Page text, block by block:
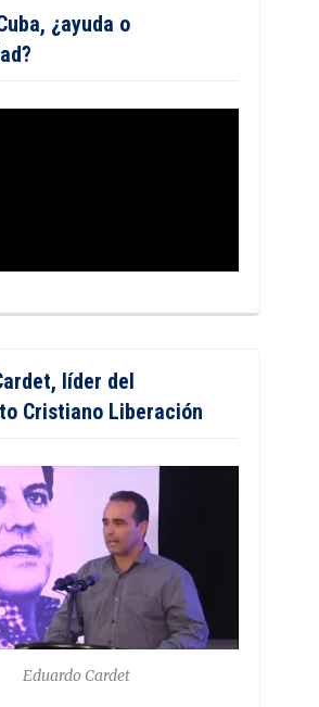
¿ayuda o
líder del
Cristiano Liberación
Eduardo Cardet